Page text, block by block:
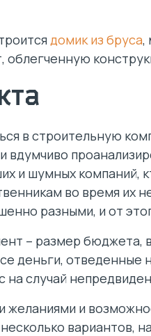
домик из бруса,
в строительную
вдумчиво
и шумных компаний,
во время их
разными, и от
– размер бюджета,
деньги,
на случай
желаниями и
вариантов,